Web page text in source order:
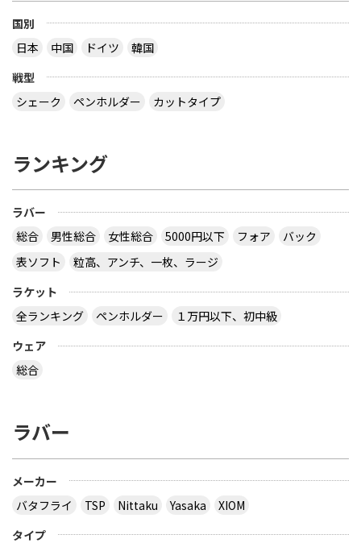
国別
日本
中国 ドイツ
韓国
戦型
シェーク
ペンホルダー カットタイプ
ランキング
ラバー
総合
男性総合 女性総合 5000円以下 フォア
バック
表ソフト
粒高、アンチ、一枚、ラージ
ラケット
全ランキング
ペンホルダー
１万円以下、初中級
ウェア
総合
ラバー
メーカー
バタフライ
TSP Nittaku Yasaka
XIOM
タイプ